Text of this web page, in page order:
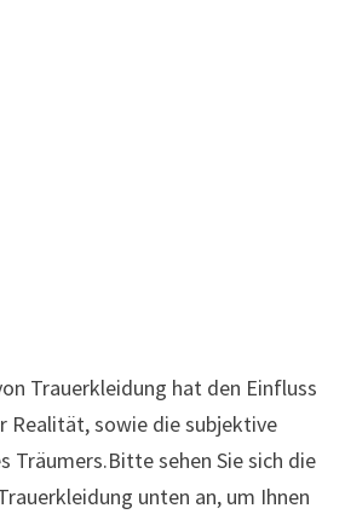
Trauerkleidung hat den Einfluss
Realität, sowie die subjektive
Träumers.Bitte sehen Sie sich die
unten an, um Ihnen